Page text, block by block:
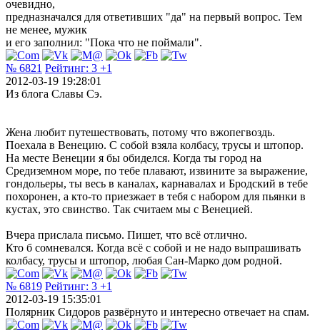
очевидно,
предназначался для ответивших "да" на первый вопрос. Тем
не менее, мужик
и его заполнил: "Пока что не поймали".
№ 6821 Рейтинг: 3 +1
2012-03-19 19:28:01
Из блога Славы Сэ.
Жена любит путешествовать, потому что вжопегвоздь.
Поехала в Венецию. С собой взяла колбасу, трусы и штопор.
На месте Венеции я бы обиделся. Когда ты город на
Средиземном море, по тебе плавают, извините за выражение,
гондольеры, ты весь в каналах, карнавалах и Бродский в тебе
похоронен, а кто-то приезжает в тебя с набором для пьянки в
кустах, это свинство. Так считаем мы с Венецией.
Вчера прислала письмо. Пишет, что всё отлично.
Кто б сомневался. Когда всё с собой и не надо выпрашивать
колбасу, трусы и штопор, любая Сан-Марко дом родной.
№ 6819 Рейтинг: 3 +1
2012-03-19 15:35:01
Полярник Сидоров развёрнуто и интересно отвечает на спам.